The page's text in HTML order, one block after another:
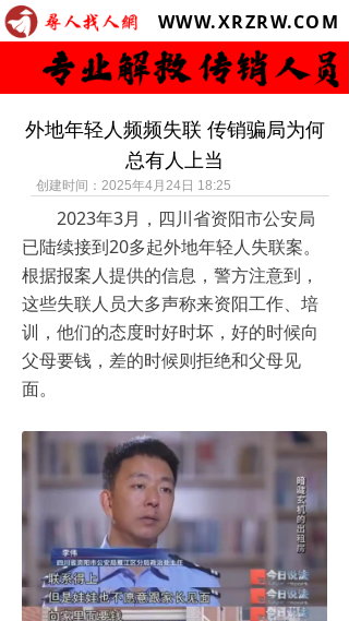
WWW.XRZRW.COM
外地年轻人频频失联 传销骗局为何
总有人上当
2023年3月，四川省资阳市公安局
已陆续接到20多起外地年轻人失联案。
根据报案人提供的信息，警方注意到，
这些失联人员大多声称来资阳工作、培
训，他们的态度时好时坏，好的时候向
父母要钱，差的时候则拒绝和父母见
面。
创建时间： 2025年4月24日 18:25